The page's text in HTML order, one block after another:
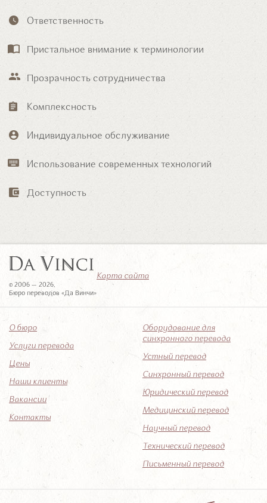
Ответственность
Пристальное внимание к терминологии
Прозрачность сотрудничества
Комплексность
Индивидуальное обслуживание
Использование современных технологий
Доступность
© 2006 — 2026,
Бюро переводов «Да Винчи»
Карта сайта
О бюро
Услуги перевода
Цены
Наши клиенты
Вакансии
Контакты
Оборудование для
синхронного перевода
Устный перевод
Синхронный перевод
Юридический перевод
Медицинский перевод
Научный перевод
Технический перевод
Письменный перевод